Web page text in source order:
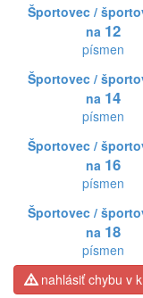
Športovec /
na 12
písmen
Športovec /
na 14
písmen
Športovec /
na 16
písmen
Športovec /
na 18
písmen
nahlásiť chybu v